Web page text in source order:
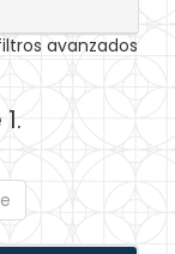
avanzados